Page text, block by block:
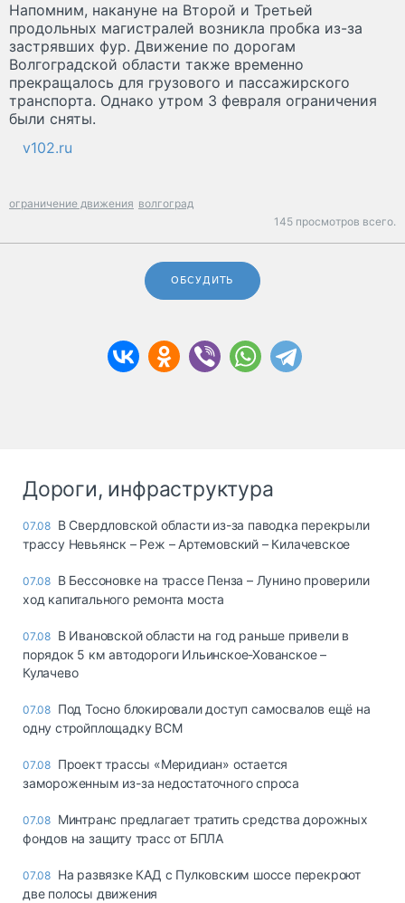
Напомним, накануне на Второй и Третьей
продольных магистралей возникла пробка из-за
застрявших фур. Движение по дорогам
Волгоградской области также временно
прекращалось для грузового и пассажирского
транспорта. Однако утром 3 февраля ограничения
были сняты.
v102.ru
ограничение движения волгоград
145 просмотров всего.
ОБСУДИТЬ
Дороги, инфраструктура
07.08 В Свердловской области из-за паводка перекрыли
трассу Невьянск – Реж – Артемовский – Килачевское
07.08 В Бессоновке на трассе Пенза – Лунино проверили
ход капитального ремонта моста
07.08 В Ивановской области на год раньше привели в
порядок 5 км автодороги Ильинское-Хованское –
Кулачево
07.08 Под Тосно блокировали доступ самосвалов ещё на
одну стройплощадку ВСМ
07.08 Проект трассы «Меридиан» остается
замороженным из-за недостаточного спроса
07.08 Минтранс предлагает тратить средства дорожных
фондов на защиту трасс от БПЛА
07.08 На развязке КАД с Пулковским шоссе перекроют
две полосы движения